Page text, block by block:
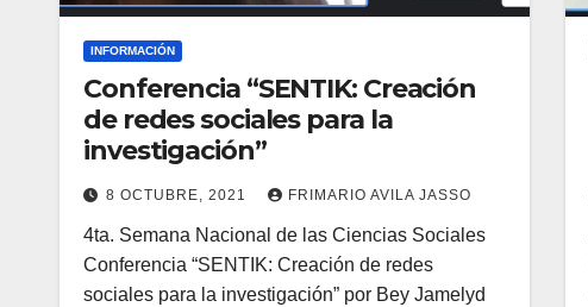
INFORMACIÓN
Conferencia “SENTIK: Creación
de redes sociales para la
investigación”
8 OCTUBRE, 2021 FRIMARIO AVILA JASSO
4ta. Semana Nacional de las Ciencias Sociales
Conferencia “SENTIK: Creación de redes
sociales para la investigación” por Bey Jamelyd